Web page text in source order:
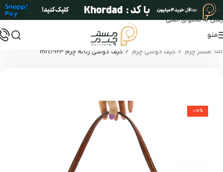
عبور به ناوبری
رفتن به محتوای اصلی
منو
مستر چرم / کیف دوشی چرم / کیف دوشی زنانه چرم mrc1923
-17%